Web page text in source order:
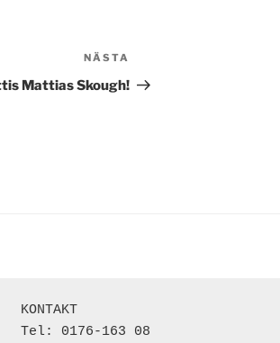
inlägg
NÄSTA
Mattias Skough!
KONTAKT
Tel: 0176-163 08